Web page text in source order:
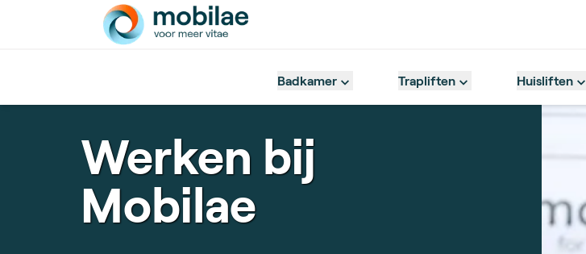
Badkamer Trapliften Huisliften
Werken bij
Mobilae